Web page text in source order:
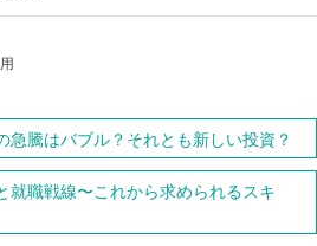
急騰はバブル？それとも新しい投資？
就職戦線〜これから求められるスキ